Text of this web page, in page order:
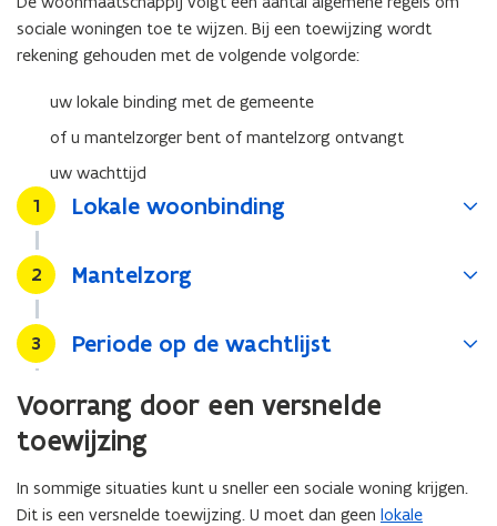
sociale woningen toe te wijzen. Bij een toewijzing wordt
rekening gehouden met de volgende volgorde:
uw lokale binding met de gemeente
of u mantelzorger bent of mantelzorg ontvangt
uw wachttijd
Stap
1 Lokale woonbinding
Stap
2 Mantelzorg
Stap
3 Periode op de wachtlijst
Voorrang door een versnelde
toewijzing
In sommige situaties kunt u sneller een sociale woning krijgen.
Dit is een versnelde toewijzing. U moet dan geen lokale